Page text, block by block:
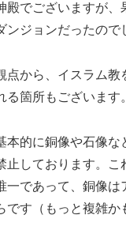
殿でございますが、
ンジョンだったので
点から、イスラム教
る箇所もございます。
本的に銅像や石像な
止しております。こ
一であって、銅像
です（もっと複雑か